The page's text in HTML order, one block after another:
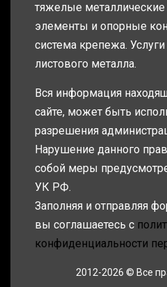
тяжелые
элементы и опорные
система крепежа.
листового металла.
Вся информация
сайте, может быть
разрешения
Нарушение данного
собой меры
УК РФ.
Заполняя и отправляя
вы соглашаетесь с
конфиденциальности
2012-2026 © Все